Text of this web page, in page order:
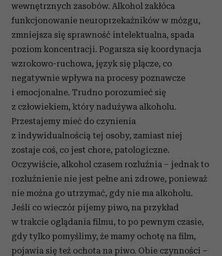
wewnętrznych zasobów. Alkohol zakłóca
funkcjonowanie neuroprzekaźników w mózgu,
zmniejsza się sprawność intelektualna, spada
poziom koncentracji. Pogarsza się koordynacja
wzrokowo-ruchowa, język się plącze, co
negatywnie wpływa na procesy poznawcze
i emocjonalne. Trudno porozumieć się
z człowiekiem, który nadużywa alkoholu.
Przestajemy mieć do czynienia
z indywidualnością tej osoby, zamiast niej
zostaje coś, co jest chore, patologiczne.
Oczywiście, alkohol czasem rozluźnia – jednak to
rozluźnienie nie jest pełne ani zdrowe, ponieważ
nie można go utrzymać, gdy nie ma alkoholu.
Jeśli co wieczór pijemy piwo, na przykład
w trakcie oglądania filmu, to po pewnym czasie,
gdy tylko pomyślimy, że mamy ochotę na film,
pojawia się też ochota na piwo. Obie czynności –